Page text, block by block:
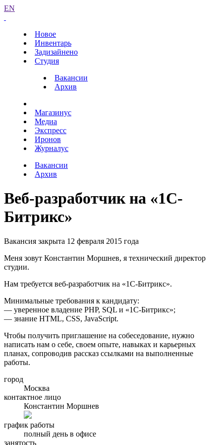
EN
Новое
Инвентарь
Задизайнено
Студия
Вакансии
Архив
Магазинус
Медиа
Экспресс
Иронов
Журналус
Вакансии
Архив
Веб-разработчик на «1С-
Битрикс»
Вакансия закрыта 12 февраля 2015 года
Меня зовут Константин Моршнев, я технический директор
студии.
Нам требуется веб-разработчик на «1С-Битрикс».
Минимальные требования к кандидату:
— уверенное владение PHP, SQL и «1С-Битрикс»;
— знание HTML, CSS, JavaScript.
Чтобы получить приглашение на собеседование, нужно
написать нам о себе, своем опыте, навыках и карьерных
планах, сопроводив рассказ ссылками на выполненные
работы.
город
Москва
контактное лицо
Константин Моршнев
график работы
полный день в офисе
занятость